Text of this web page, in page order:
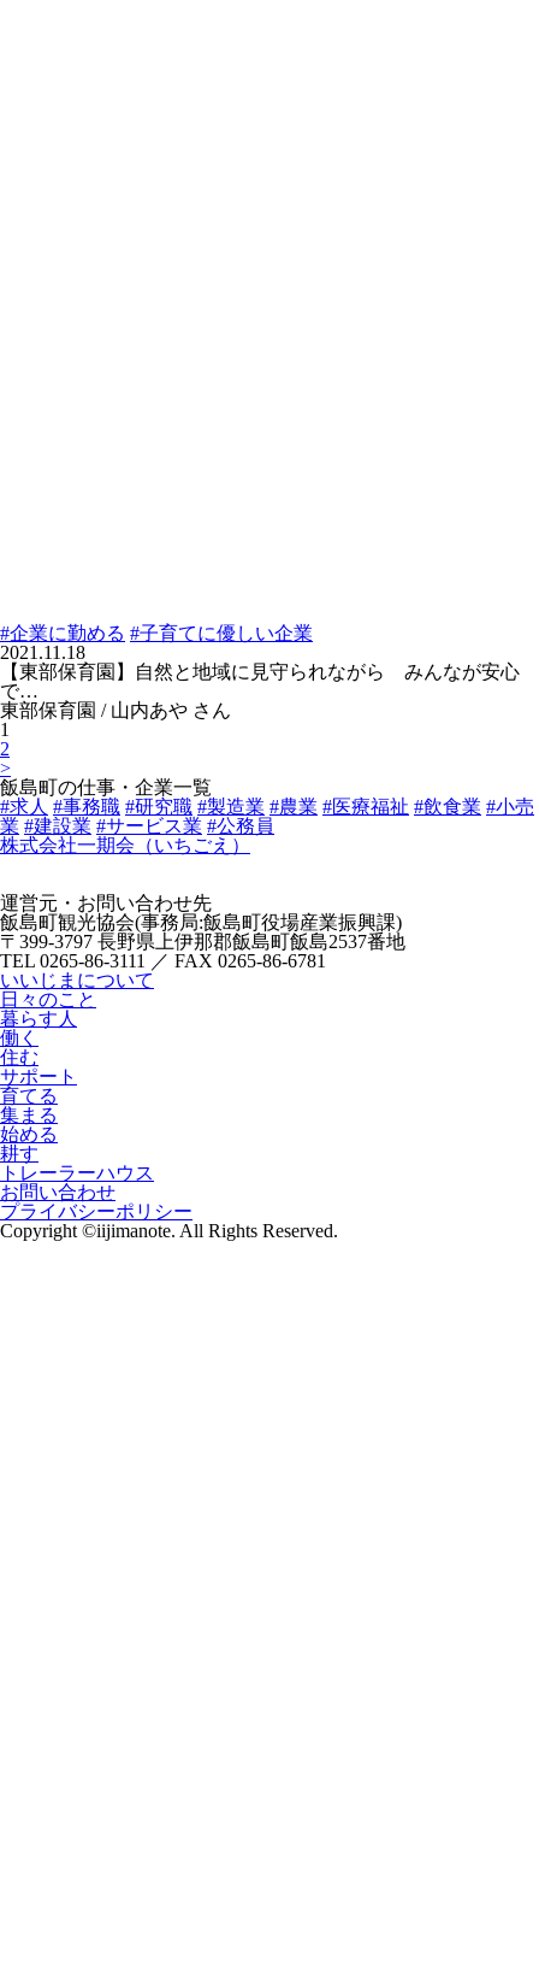
#企業に勤める #子育てに優しい企業
2021.11.18
【東部保育園】自然と地域に見守られながら みんなが安心
で…
東部保育園 / 山内あや さん
1
2
>
飯島町の仕事・企業一覧
#求人 #事務職 #研究職 #製造業 #農業 #医療福祉 #飲食業 #小売
業 #建設業 #サービス業 #公務員
株式会社一期会（いちごえ）
運営元・お問い合わせ先
飯島町観光協会(事務局:飯島町役場産業振興課)
〒399-3797 長野県上伊那郡飯島町飯島2537番地
TEL 0265-86-3111 ／ FAX 0265-86-6781
いいじまについて
日々のこと
暮らす人
働く
住む
サポート
育てる
集まる
始める
耕す
トレーラーハウス
お問い合わせ
プライバシーポリシー
Copyright ©iijimanote. All Rights Reserved.